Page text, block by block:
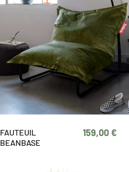
FAUTEUIL
BEANBASE
159,00 €